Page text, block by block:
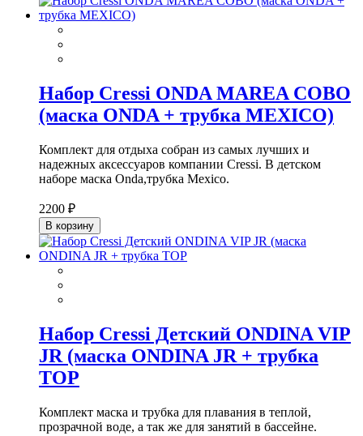
Набор Cressi ONDA MAREA COBO
(маска ONDA + трубка MEXICO)
Комплект для отдыха собран из самых лучших и
надежных аксессуаров компании Cressi. В детском
наборе маска Onda,трубка Mexiсo.
2200 ₽
В корзину
Набор Cressi Детский ONDINA VIP
JR (маска ONDINA JR + трубка
TOP
Комплект маска и трубка для плавания в теплой,
прозрачной воде, а так же для занятий в бассейне.